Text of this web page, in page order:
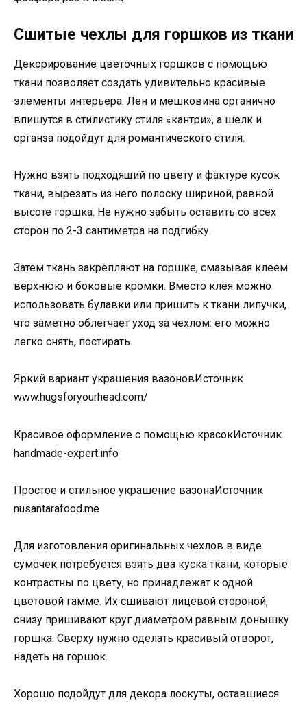
Сшитые чехлы для горшков из ткани
Декорирование цветочных горшков с помощью
ткани позволяет создать удивительно красивые
элементы интерьера. Лен и мешковина органично
впишутся в стилистику стиля «кантри», а шелк и
органза подойдут для романтического стиля.
Нужно взять подходящий по цвету и фактуре кусок
ткани, вырезать из него полоску шириной, равной
высоте горшка. Не нужно забыть оставить со всех
сторон по 2-3 сантиметра на подгибку.
Затем ткань закрепляют на горшке, смазывая клеем
верхнюю и боковые кромки. Вместо клея можно
использовать булавки или пришить к ткани липучки,
что заметно облегчает уход за чехлом: его можно
легко снять, постирать.
Яркий вариант украшения вазоновИсточник
www.hugsforyourhead.com/
Красивое оформление с помощью красокИсточник
handmade-expert.info
Простое и стильное украшение вазонаИсточник
nusantarafood.me
Для изготовления оригинальных чехлов в виде
сумочек потребуется взять два куска ткани, которые
контрастны по цвету, но принадлежат к одной
цветовой гамме. Их сшивают лицевой стороной,
снизу пришивают круг диаметром равным донышку
горшка. Сверху нужно сделать красивый отворот,
надеть на горшок.
Хорошо подойдут для декора лоскуты, оставшиеся